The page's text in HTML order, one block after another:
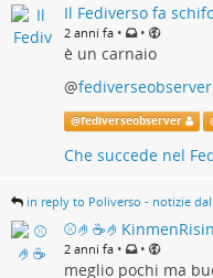
Il Fediverso fa
2 anni fa • •
è un carnaio
@fediverseobserver
@fediverseobserver
Che succede nel
in reply to Poliverso - notizie
2 anni fa • •
meglio pochi ma